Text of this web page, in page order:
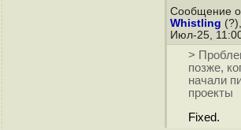
Сообщение
Whistling
Июл-25,
>
позже,
начали
проекты
Fixed.